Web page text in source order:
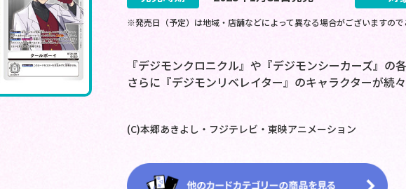
※発売日（予定）は地域・店舗などによって異なる場合がございますの
『デジモンクロニクル』や『デジモンシーカーズ』の
さらに『デジモンリベレイター』のキャラクターが続
(C)本郷あきよし・フジテレビ・東映アニメーション